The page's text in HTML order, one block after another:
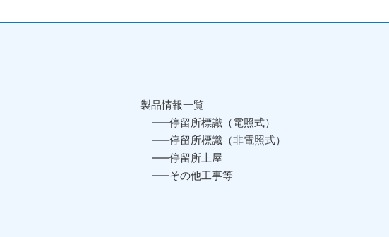
製品情報一覧
停留所標識（電照式）
停留所標識（非電照式）
停留所上屋
その他工事等